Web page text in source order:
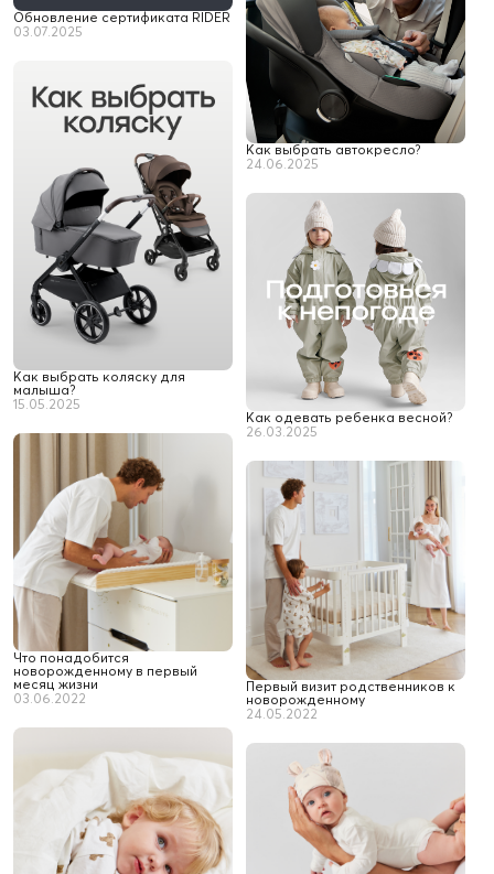
Обновление сертификата RIDER
03.07.2025
Как выбрать автокресло?
24.06.2025
Как выбрать коляску для
малыша?
15.05.2025
Как одевать ребенка весной?
26.03.2025
Что понадобится
новорожденному в первый
месяц жизни
03.06.2022
Первый визит родственников к
новорожденному
24.05.2022